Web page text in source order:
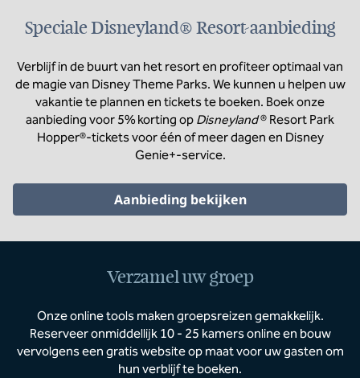
Speciale Disneyland® Resort-aanbieding
Verblijf in de buurt van het resort en profiteer optimaal van
de magie van Disney Theme Parks. We kunnen u helpen uw
vakantie te plannen en tickets te boeken. Boek onze
aanbieding voor 5% korting op Disneyland® Resort Park
Hopper®-tickets voor één of meer dagen en Disney
Genie+-service.
Aanbieding bekijken
Verzamel uw groep
Onze online tools maken groepsreizen gemakkelijk.
Reserveer onmiddellijk 10 - 25 kamers online en bouw
vervolgens een gratis website op maat voor uw gasten om
hun verblijf te boeken.